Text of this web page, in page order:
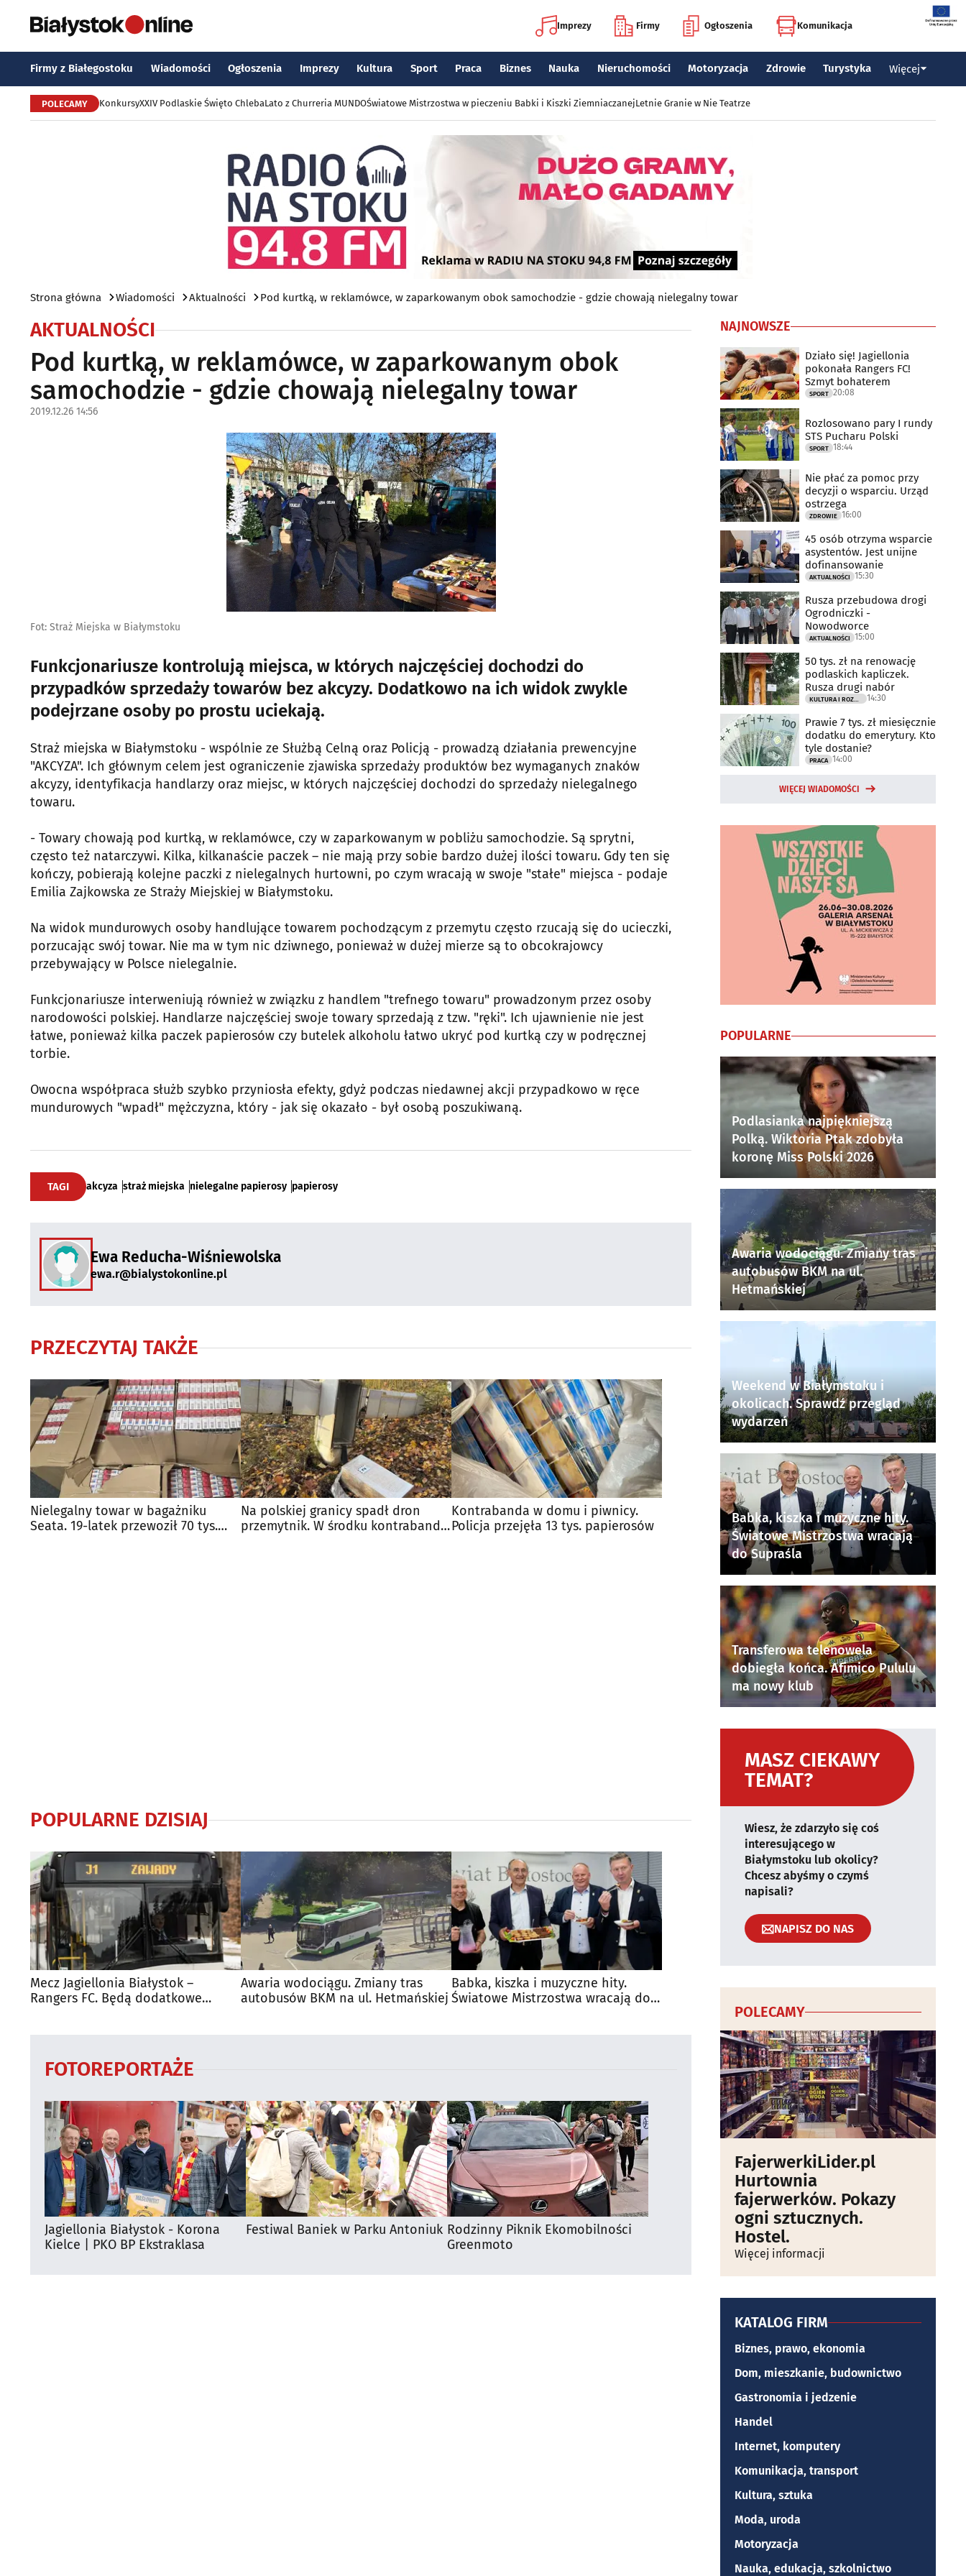
Imprezy Firmy Ogłoszenia Komunikacja
Firmy z Białegostoku Wiadomości Ogłoszenia Imprezy Kultura Sport Praca Biznes Nauka Nieruchomości Motoryzacja Zdrowie Turystyka Więcej
POLECAMY KonkursyXXIV Podlaskie Święto ChlebaLato z Churreria MUNDOŚwiatowe Mistrzostwa w pieczeniu Babki i Kiszki ZiemniaczanejLetnie Granie w Nie Teatrze
Strona główna Wiadomości Aktualności Pod kurtką, w reklamówce, w zaparkowanym obok samochodzie - gdzie chowają nielegalny towar
AKTUALNOŚCI
Pod kurtką, w reklamówce, w zaparkowanym obok
samochodzie - gdzie chowają nielegalny towar
2019.12.26 14:56
Fot: Straż Miejska w Białymstoku
Funkcjonariusze kontrolują miejsca, w których najczęściej dochodzi do
przypadków sprzedaży towarów bez akcyzy. Dodatkowo na ich widok zwykle
podejrzane osoby po prostu uciekają.
Straż miejska w Białymstoku - wspólnie ze Służbą Celną oraz Policją - prowadzą działania prewencyjne
"AKCYZA". Ich głównym celem jest ograniczenie zjawiska sprzedaży produktów bez wymaganych znaków
akcyzy, identyfikacja handlarzy oraz miejsc, w których najczęściej dochodzi do sprzedaży nielegalnego
towaru.
- Towary chowają pod kurtką, w reklamówce, czy w zaparkowanym w pobliżu samochodzie. Są sprytni,
często też natarczywi. Kilka, kilkanaście paczek – nie mają przy sobie bardzo dużej ilości towaru. Gdy ten się
kończy, pobierają kolejne paczki z nielegalnych hurtowni, po czym wracają w swoje "stałe" miejsca - podaje
Emilia Zajkowska ze Straży Miejskiej w Białymstoku.
Na widok mundurowych osoby handlujące towarem pochodzącym z przemytu często rzucają się do ucieczki,
porzucając swój towar. Nie ma w tym nic dziwnego, ponieważ w dużej mierze są to obcokrajowcy
przebywający w Polsce nielegalnie.
Funkcjonariusze interweniują również w związku z handlem "trefnego towaru" prowadzonym przez osoby
narodowości polskiej. Handlarze najczęściej swoje towary sprzedają z tzw. "ręki". Ich ujawnienie nie jest
łatwe, ponieważ kilka paczek papierosów czy butelek alkoholu łatwo ukryć pod kurtką czy w podręcznej
torbie.
Owocna współpraca służb szybko przyniosła efekty, gdyż podczas niedawnej akcji przypadkowo w ręce
mundurowych "wpadł" mężczyzna, który - jak się okazało - był osobą poszukiwaną.
TAGI akcyza straż miejska nielegalne papierosy papierosy
Ewa Reducha-Wiśniewolska
ewa.r@bialystokonline.pl
PRZECZYTAJ TAKŻE
Nielegalny towar w bagażniku
Seata. 19-latek przewoził 70 tys.
Na polskiej granicy spadł dron
przemytnik. W środku kontrabanda
Kontrabanda w domu i piwnicy.
Policja przejęła 13 tys. papierosów
POPULARNE DZISIAJ
Mecz Jagiellonia Białystok –
Rangers FC. Będą dodatkowe
Awaria wodociągu. Zmiany tras
autobusów BKM na ul. Hetmańskiej
Babka, kiszka i muzyczne hity.
Światowe Mistrzostwa wracają do
FOTOREPORTAŻE
Jagiellonia Białystok - Korona
Kielce | PKO BP Ekstraklasa
Festiwal Baniek w Parku Antoniuk Rodzinny Piknik Ekomobilności
Greenmoto
NAJNOWSZE
Działo się! Jagiellonia
pokonała Rangers FC!
Szmyt bohaterem
SPORT 20:08
Rozlosowano pary I rundy
STS Pucharu Polski
SPORT 18:44
Nie płać za pomoc przy
decyzji o wsparciu. Urząd
ostrzega
ZDROWIE 16:00
45 osób otrzyma wsparcie
asystentów. Jest unijne
dofinansowanie
AKTUALNOŚCI 15:30
Rusza przebudowa drogi
Ogrodniczki -
Nowodworce
AKTUALNOŚCI 15:00
50 tys. zł na renowację
podlaskich kapliczek.
Rusza drugi nabór
14:30
Prawie 7 tys. zł miesięcznie
dodatku do emerytury. Kto
tyle dostanie?
PRACA 14:00
WIĘCEJ WIADOMOŚCI
POPULARNE
Podlasianka najpiękniejszą
Polką. Wiktoria Ptak zdobyła
koronę Miss Polski 2026
Awaria wodociągu. Zmiany tras
autobusów BKM na ul.
Hetmańskiej
Weekend w Białymstoku i
okolicach. Sprawdź przegląd
wydarzeń
Babka, kiszka i muzyczne hity.
Światowe Mistrzostwa wracają
do Supraśla
Transferowa telenowela
dobiegła końca. Afimico Pululu
ma nowy klub
MASZ CIEKAWY
TEMAT?
Wiesz, że zdarzyło się coś
interesującego w
Białymstoku lub okolicy?
Chcesz abyśmy o czymś
napisali?
NAPISZ DO NAS
POLECAMY
FajerwerkiLider.pl
Hurtownia
fajerwerków. Pokazy
ogni sztucznych.
Hostel.
Więcej informacji
KATALOG FIRM
Biznes, prawo, ekonomia
Dom, mieszkanie, budownictwo
Gastronomia i jedzenie
Handel
Internet, komputery
Komunikacja, transport
Kultura, sztuka
Moda, uroda
Motoryzacja
Nauka, edukacja, szkolnictwo